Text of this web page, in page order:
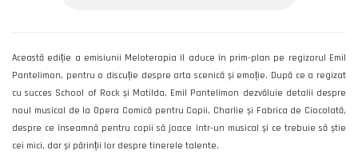
Această ediție a emisiunii Meloterapia îl aduce în prim-plan pe regizorul Emil
Pantelimon, pentru o discuție despre arta scenică și emoție. După ce a regizat
cu succes School of Rock și Matilda, Emil Pantelimon dezvăluie detalii despre
noul musical de la Opera Comică pentru Copii, Charlie și Fabrica de Ciocolată,
despre ce înseamnă pentru copii să joace într-un musical și ce trebuie să știe
cei mici, dar și părinții lor despre tinerele talente.